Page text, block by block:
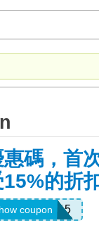
碼，首
的折
APP15
coupon